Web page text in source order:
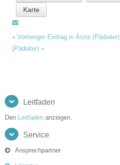
Karte
« Vorheriger Eintrag in Ärzte (Pädiater)
(Pädiater) »
Leitfaden
Den Leitfaden anzeigen.
Service
Ansprechpartner